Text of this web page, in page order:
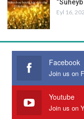
Eyl 16,
Facebook
Youtube
Join us on